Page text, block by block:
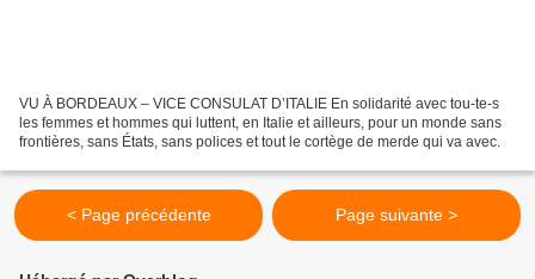
VU À BORDEAUX – VICE CONSULAT D’ITALIE En solidarité avec tou-te-s
les femmes et hommes qui luttent, en Italie et ailleurs, pour un monde sans
frontières, sans États, sans polices et tout le cortège de merde qui va avec.
< Page précédente Page suivante >